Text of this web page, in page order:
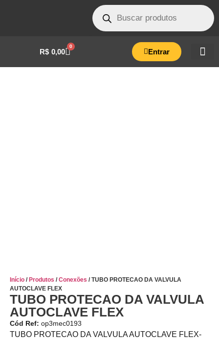
R$ 0,00
0
Entrar
Início / Produtos /Conexões / TUBO PROTECAO DA VALVULA
AUTOCLAVE FLEX
TUBO PROTECAO DA VALVULA
AUTOCLAVE FLEX
Cód Ref: op3mec0193
TUBO PROTECAO DA VALVULA AUTOCLAVE FLEX-